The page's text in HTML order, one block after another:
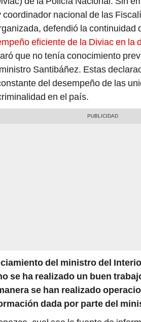
coordinador nacional de las
defendió la continuidad
eficiente de la Diviac en la
que no tenía conocimiento
Santibáñez. Estas
del desempeño de las
en el país.
del ministro del
se ha realizado un buen
se han realizado
dada por parte del